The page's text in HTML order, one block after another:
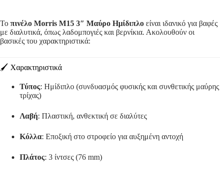
Το πινέλο Morris M15 3″ Μαύρο Ημίδιπλο είναι ιδανικό για βαφές
με διαλυτικά, όπως λαδομπογιές και βερνίκια. Ακολουθούν οι
βασικές του χαρακτηριστικά:
🖌️ Χαρακτηριστικά
Τύπος: Ημίδιπλο (συνδυασμός φυσικής και συνθετικής μαύρης
τρίχας)
Λαβή: Πλαστική, ανθεκτική σε διαλύτες
Κόλλα: Εποξική στο στροφείο για αυξημένη αντοχή
Πλάτος: 3 ίντσες (76 mm)